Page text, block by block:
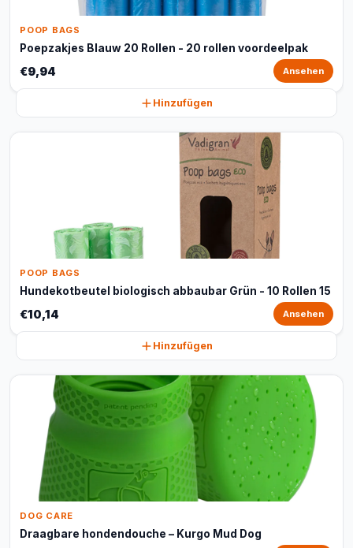
POOP BAGS
Poepzakjes Blauw 20 Rollen - 20 rollen voordeelpak
€9,94 Ansehen
Hinzufügen
POOP BAGS
Hundekotbeutel biologisch abbaubar Grün - 10 Rollen 15
€10,14 Ansehen
Hinzufügen
DOG CARE
Draagbare hondendouche – Kurgo Mud Dog